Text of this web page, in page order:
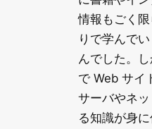
情報もごく
りで学んで
んでした。
で Web サイ
サーバやネ
る知識が身に